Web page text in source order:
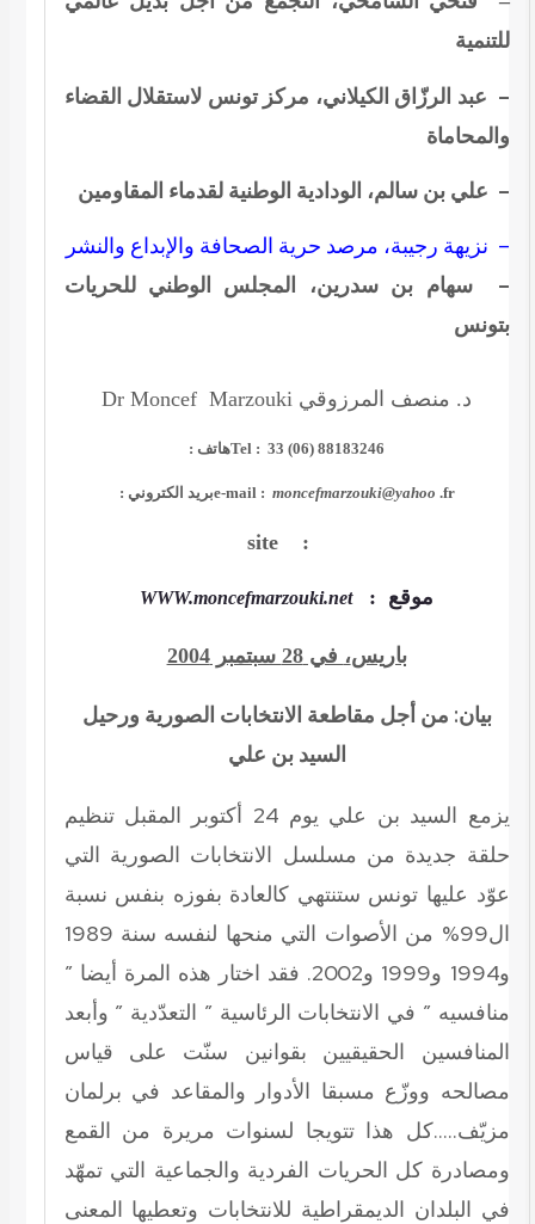
للتنمية
– عبد الرزّاق الكيلاني، مركز تونس لاستقلال القضاء
والمحاماة
– علي بن سالم، الودادية الوطنية لقدماء المقاومين
– نزيهة رجيبة، مرصد حرية الصحافة والإبداع والنشر
– سهام بن سدرين، المجلس الوطني للحريات
بتونس
Dr Moncef Marzouki د. منصف المرزوقي
Tel : 33 (06) 88183246هاتف :
e-mail : moncefmarzouki@yahoo .fr بريد الكتروني :
site :
WWW.moncefmarzouki.net : موقع
باريس، في 28 سبتمبر 2004
بيان: من أجل مقاطعة الانتخابات الصورية ورحيل
السيد بن علي
يزمع السيد بن علي يوم 24 أكتوبر المقبل تنظيم
حلقة جديدة من مسلسل الانتخابات الصورية التي
عوّد عليها تونس ستنتهي كالعادة بفوزه بنفس نسبة
ال99% من الأصوات التي منحها لنفسه سنة 1989
و1994 و1999 و2002. فقد اختار هذه المرة أيضا ”
منافسيه ” في الانتخابات الرئاسية ” التعدّدية ” وأبعد
المنافسين الحقيقيين بقوانين سنّت على قياس
مصالحه ووزّع مسبقا الأدوار والمقاعد في برلمان
مزيّف…..كل هذا تتويجا لسنوات مريرة من القمع
ومصادرة كل الحريات الفردية والجماعية التي تمهّد
في البلدان الديمقراطية للانتخابات وتعطيها المعنى